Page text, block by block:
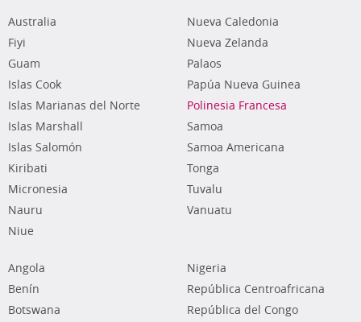
Australia
Fiyi
Guam
Islas Cook
Islas Marianas del Norte
Islas Marshall
Islas Salomón
Kiribati
Micronesia
Nauru
Niue
Nueva Caledonia
Nueva Zelanda
Palaos
Papúa Nueva Guinea
Polinesia Francesa
Samoa
Samoa Americana
Tonga
Tuvalu
Vanuatu
Angola
Benín
Botswana
Nigeria
República Centroafricana
República del Congo